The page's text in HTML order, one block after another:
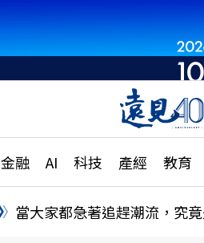
金融 AI 科技 產經 教育
國際
特輯
大學升學
縣市施
民調
當大家都急著追趕潮流，究